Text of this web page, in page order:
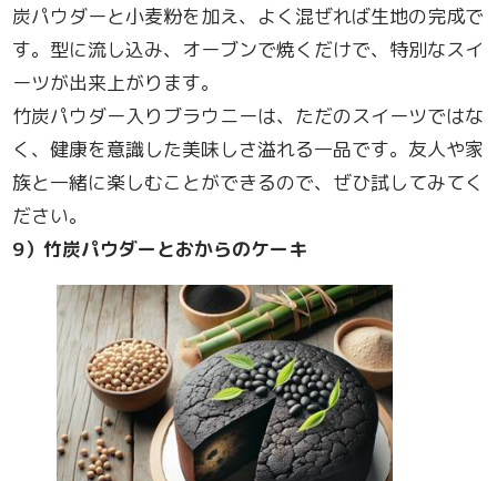
炭パウダーと小麦粉を加え、よく混ぜれば生地の完成で
す。型に流し込み、オーブンで焼くだけで、特別なスイ
ーツが出来上がります。
竹炭パウダー入りブラウニーは、ただのスイーツではな
く、健康を意識した美味しさ溢れる一品です。友人や家
族と一緒に楽しむことができるので、ぜひ試してみてく
ださい。
9）竹炭パウダーとおからのケーキ